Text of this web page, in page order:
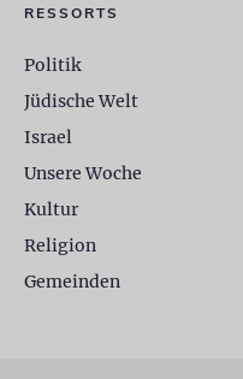
RESSORTS
Politik
Jüdische Welt
Israel
Unsere Woche
Kultur
Religion
Gemeinden